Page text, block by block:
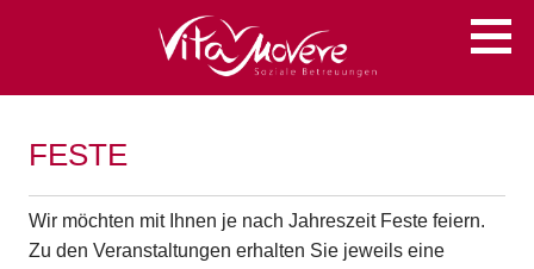
VITA MOVERE
FESTE
Wir möchten mit Ihnen je nach Jahreszeit Feste feiern.
Zu den Veranstaltungen erhalten Sie jeweils eine